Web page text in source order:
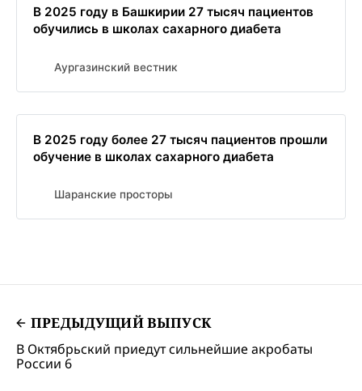
В 2025 году в Башкирии 27 тысяч пациентов
обучились в школах сахарного диабета
Аургазинский вестник
В 2025 году более 27 тысяч пациентов прошли
обучение в школах сахарного диабета
Шаранские просторы
ПРЕДЫДУЩИЙ ВЫПУСК
В Октябрьский приедут сильнейшие акробаты
России 6